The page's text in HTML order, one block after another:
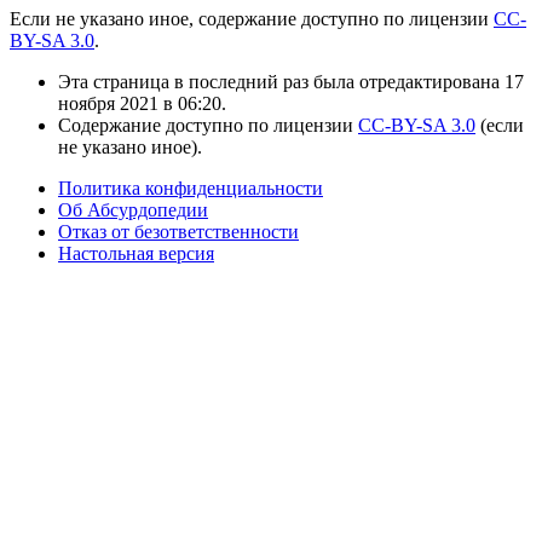
Если не указано иное, содержание доступно по лицензии CC-
BY-SA 3.0.
Эта страница в последний раз была отредактирована 17
ноября 2021 в 06:20.
Содержание доступно по лицензии CC-BY-SA 3.0 (если
не указано иное).
Политика конфиденциальности
Об Абсурдопедии
Отказ от безответственности
Настольная версия